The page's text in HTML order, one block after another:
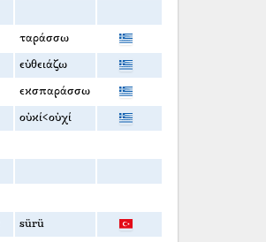
ταράσσω
εὐθειάζω
εκσπαράσσω
οὐκί<οὐχί
sürü